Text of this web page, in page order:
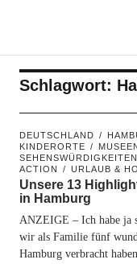
Schlagwort:
DEUTSCHLAND
KINDERORTE
SEHENSWÜRDIGKEITEN
CTION
URLAUB &
Unsere 13
in Hamburg
ANZEIGE – Ich habe ja
wir als Familie fünf
Hamburg verbracht